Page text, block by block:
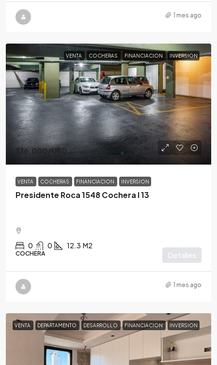
1 mes ago
VENTA COCHERAS FINANCIACION INVERSION
$16,000/USD
VENTA COCHERAS FINANCIACION INVERSION
Presidente Roca 1548 Cochera I 13
0 0 12.3 M2
COCHERA Detalles
1 mes ago
VENTA DEPARTAMENTO DESARROLLO FINANCIACION INVERSION